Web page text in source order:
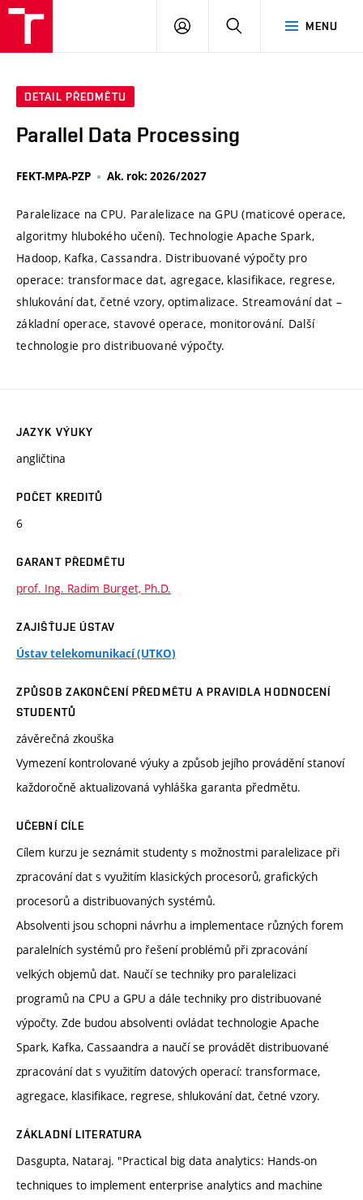
MENU
PŘIHLÁSIT
DETAIL PŘEDMĚTU
Parallel Data Processing
FEKT-MPA-PZP Ak. rok: 2026/2027
Paralelizace na CPU. Paralelizace na GPU (maticové operace,
algoritmy hlubokého učení). Technologie Apache Spark,
Hadoop, Kafka, Cassandra. Distribuované výpočty pro
operace: transformace dat, agregace, klasifikace, regrese,
shlukování dat, četné vzory, optimalizace. Streamování dat –
základní operace, stavové operace, monitorování. Další
technologie pro distribuované výpočty.
JAZYK VÝUKY
angličtina
POČET KREDITŮ
6
GARANT PŘEDMĚTU
prof. Ing. Radim Burget, Ph.D.
ZAJIŠŤUJE ÚSTAV
Ústav telekomunikací (UTKO)
ZPŮSOB ZAKONČENÍ PŘEDMĚTU A PRAVIDLA HODNOCENÍ
STUDENTŮ
závěrečná zkouška
Vymezení kontrolované výuky a způsob jejího provádění stanoví
každoročně aktualizovaná vyhláška garanta předmětu.
UČEBNÍ CÍLE
Cílem kurzu je seznámit studenty s možnostmi paralelizace při
zpracování dat s využitím klasických procesorů, grafických
procesorů a distribuovaných systémů.
Absolventi jsou schopni návrhu a implementace různých forem
paralelních systémů pro řešení problémů při zpracování
velkých objemů dat. Naučí se techniky pro paralelizaci
programů na CPU a GPU a dále techniky pro distribuované
výpočty. Zde budou absolventi ovládat technologie Apache
Spark, Kafka, Cassaandra a naučí se provádět distribuované
zpracování dat s využitím datových operací: transformace,
agregace, klasifikace, regrese, shlukování dat, četné vzory.
ZÁKLADNÍ LITERATURA
Dasgupta, Nataraj. "Practical big data analytics: Hands-on
techniques to implement enterprise analytics and machine